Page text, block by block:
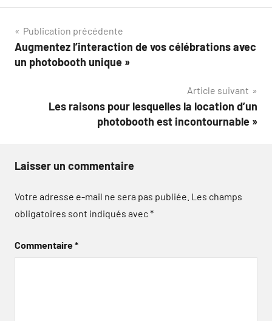
Navigation
de
Publication précédente
Augmentez l’interaction de vos célébrations avec
un photobooth unique »
Article suivant
Les raisons pour lesquelles la location d’un
photobooth est incontournable »
Laisser un commentaire
Votre adresse e-mail ne sera pas publiée. Les champs
obligatoires sont indiqués avec*
Commentaire*